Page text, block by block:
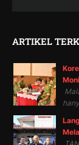
ARTIKEL